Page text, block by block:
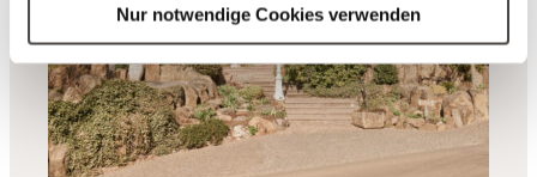
Nur notwendige Cookies verwenden